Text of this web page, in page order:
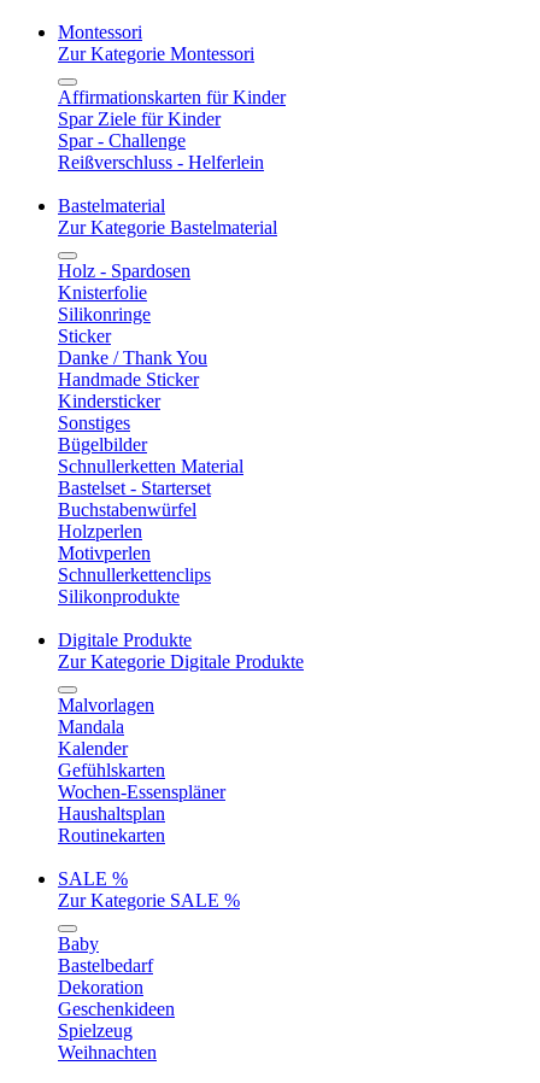
Montessori
Zur Kategorie Montessori
Affirmationskarten für Kinder
Spar Ziele für Kinder
Spar - Challenge
Reißverschluss - Helferlein
Bastelmaterial
Zur Kategorie Bastelmaterial
Holz - Spardosen
Knisterfolie
Silikonringe
Sticker
Danke / Thank You
Handmade Sticker
Kindersticker
Sonstiges
Bügelbilder
Schnullerketten Material
Bastelset - Starterset
Buchstabenwürfel
Holzperlen
Motivperlen
Schnullerkettenclips
Silikonprodukte
Digitale Produkte
Zur Kategorie Digitale Produkte
Malvorlagen
Mandala
Kalender
Gefühlskarten
Wochen-Essenspläner
Haushaltsplan
Routinekarten
SALE %
Zur Kategorie SALE %
Baby
Bastelbedarf
Dekoration
Geschenkideen
Spielzeug
Weihnachten